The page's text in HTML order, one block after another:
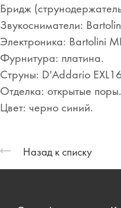
Бридж
Звукосниматели:
Электроника: Bartolini
Фурнитура: платина.
Струны: D'Addario
Отделка: открытые поры.
Цвет: черно синий.
Назад к списку